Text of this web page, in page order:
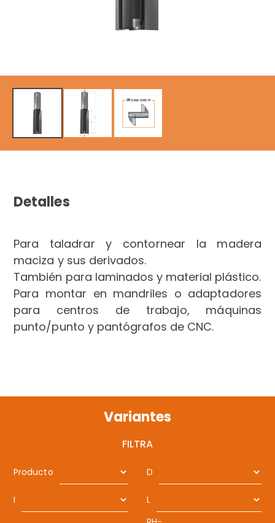
Detalles
Para taladrar y contornear la madera
maciza y sus derivados.
También para laminados y material plástico.
Para montar en mandriles o adaptadores
para centros de trabajo, máquinas
punto/punto y pantógrafos de CNC.
Variantes
FILTRA
Producto D
I L